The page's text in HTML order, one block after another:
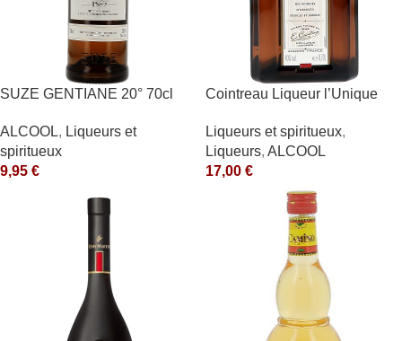
SUZE GENTIANE 20° 70cl
ALCOOL, Liqueurs et
spiritueux
9,95 €
Cointreau Liqueur l’Unique
Liqueurs et spiritueux,
Liqueurs, ALCOOL
17,00 €